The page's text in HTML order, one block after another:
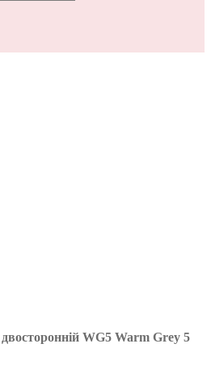
WG5 Warm Grey 5